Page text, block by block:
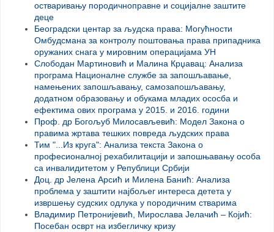
остваривању породичноправне и социјалне заштите
деце
Београдски центар за људска права: Могућности
Омбудсмана за контролу поштовања права припадника
оружаних снага у мировним операцијама УН
Слободан Мартиновић и Малина Крџавац: Анализа
програма Националне службе за запошљавање,
намењених запошљавању, самозапошљавању,
додатном образовању и обукама младих ососба и
ефектима ових програма у 2015. и 2016. години
Проф. др Богољуб Милосављевић: Модел Закона о
правима жртава тешких повреда људских права
Тим "...Из круга": Анализа текста Закона о
професионалној рехабилитацији и запошњавању особа
са инвалидитетом у Републици Србији
Доц. др Јелена Арсић и Милена Банић: Анализа
проблема у заштити најбољег интереса детета у
извршењу судских одлука у породичним стварима
Владимир Петронијевић, Мирослава Јелачић – Којић:
Посебан осврт на избегличку кризу